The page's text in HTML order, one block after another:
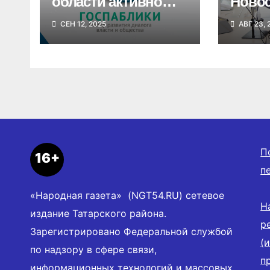
развивается
система
госпабликов для
СЕН 12, 2025 АВГ 23,
16+
«Народная газета» (NGT54.RU) сетевое
издание Татарского района.
Зарегистрировано Федеральной службой
по надзору в сфере связи,